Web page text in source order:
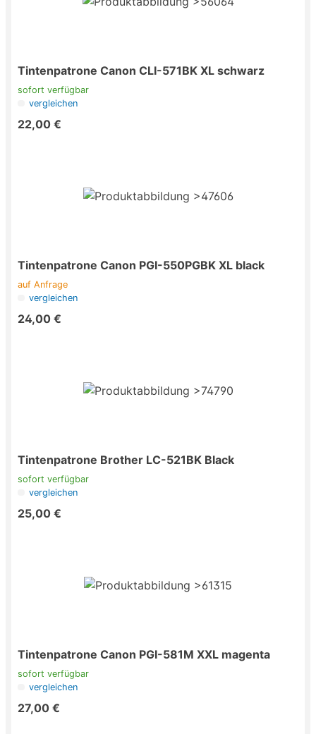
Tintenpatrone Canon CLI-571BK XL schwarz
sofort verfügbar
vergleichen
22,00 €
Tintenpatrone Canon PGI-550PGBK XL black
auf Anfrage
vergleichen
24,00 €
Tintenpatrone Brother LC-521BK Black
sofort verfügbar
vergleichen
25,00 €
Tintenpatrone Canon PGI-581M XXL magenta
sofort verfügbar
vergleichen
27,00 €